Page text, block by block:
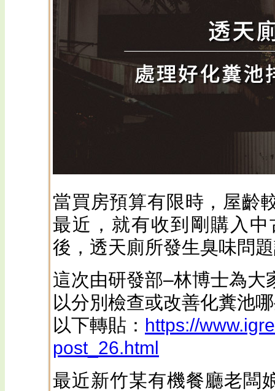
當買房預算有限時，屋齡
最近，就有收到剛購入
後，透天廁所發生臭味問
這次由研發部–林博士為大
以分別檢查或改善化糞池
以下轉貼： https://
post_26.html
最近新竹某有機餐廳老闆